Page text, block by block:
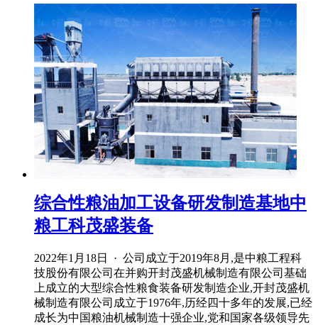
综合性粮油加工设备研发制造基地中
粮工科茂盛装备
2022年1月18日 · 公司成立于2019年8月,是中粮工程科
技股份有限公司在并购开封茂盛机械制造有限公司基础
上成立的大型综合性粮食装备研发制造企业,开封茂盛机
械制造有限公司成立于1976年,历经四十多年的发展,已经
成长为中国粮油机械制造十强企业,党和国家各级领导先